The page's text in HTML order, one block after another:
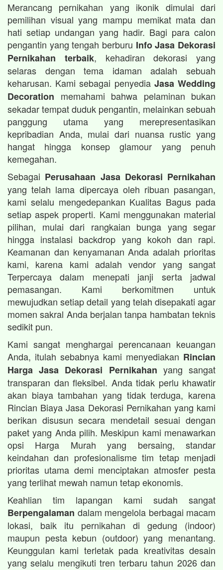
Merancang pernikahan yang ikonik dimulai dari
pemilihan visual yang mampu memikat mata dan
hati setiap undangan yang hadir. Bagi para calon
pengantin yang tengah berburu Info Jasa Dekorasi
Pernikahan terbaik, kehadiran dekorasi yang
selaras dengan tema idaman adalah sebuah
keharusan. Kami sebagai penyedia Jasa Wedding
Decoration memahami bahwa pelaminan bukan
sekadar tempat duduk pengantin, melainkan sebuah
panggung utama yang merepresentasikan
kepribadian Anda, mulai dari nuansa rustic yang
hangat hingga konsep glamour yang penuh
kemegahan.
Sebagai Perusahaan Jasa Dekorasi Pernikahan
yang telah lama dipercaya oleh ribuan pasangan,
kami selalu mengedepankan Kualitas Bagus pada
setiap aspek properti. Kami menggunakan material
pilihan, mulai dari rangkaian bunga yang segar
hingga instalasi backdrop yang kokoh dan rapi.
Keamanan dan kenyamanan Anda adalah prioritas
kami, karena kami adalah vendor yang sangat
Terpercaya dalam menepati janji serta jadwal
pemasangan. Kami berkomitmen untuk
mewujudkan setiap detail yang telah disepakati agar
momen sakral Anda berjalan tanpa hambatan teknis
sedikit pun.
Kami sangat menghargai perencanaan keuangan
Anda, itulah sebabnya kami menyediakan Rincian
Harga Jasa Dekorasi Pernikahan yang sangat
transparan dan fleksibel. Anda tidak perlu khawatir
akan biaya tambahan yang tidak terduga, karena
Rincian Biaya Jasa Dekorasi Pernikahan yang kami
berikan disusun secara mendetail sesuai dengan
paket yang Anda pilih. Meskipun kami menawarkan
opsi Harga Murah yang bersaing, standar
keindahan dan profesionalisme tim tetap menjadi
prioritas utama demi menciptakan atmosfer pesta
yang terlihat mewah namun tetap ekonomis.
Keahlian tim lapangan kami sudah sangat
Berpengalaman dalam mengelola berbagai macam
lokasi, baik itu pernikahan di gedung (indoor)
maupun pesta kebun (outdoor) yang menantang.
Keunggulan kami terletak pada kreativitas desain
yang selalu mengikuti tren terbaru tahun 2026 dan